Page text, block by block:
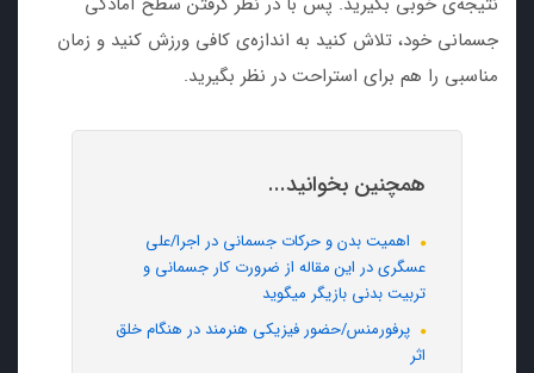
جسمانی خود، تلاش کنید به اندازه‌ی کافی ورزش کنید و زمان
مناسبی را هم برای استراحت در نظر بگیرید.
همچنین بخوانید...
اهمیت بدن و حرکات جسمانی در اجرا/علی
عسگری در این مقاله از ضرورت کار جسمانی و
تربیت بدنی بازیگر میگوید
پرفورمنس/حضور فیزیکی هنرمند در هنگام خلق
اثر